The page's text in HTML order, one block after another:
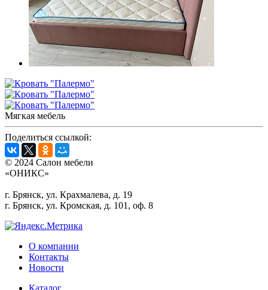
Мягкая мебель
Поделиться ссылкой:
© 2024 Салон мебели
«ОНИКС»
г. Брянск, ул. Крахмалева, д. 19
г. Брянск, ул. Кромская, д. 101, оф. 8
О компании
Контакты
Новости
Каталог